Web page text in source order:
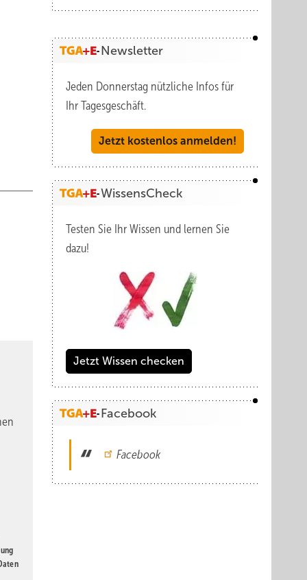
in
Newsletter
Jeden Donnerstag nützliche Infos für
Ihr Tagesgeschäft.
Jetzt kostenlos anmelden!
WissensCheck
Testen Sie Ihr Wissen und lernen Sie
dazu!
Jetzt Wissen checken
Facebook
Facebook